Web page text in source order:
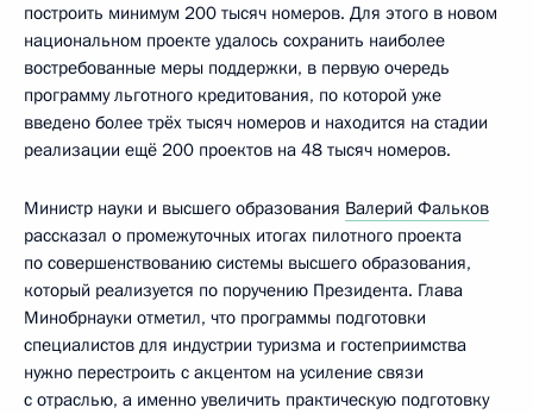
построить минимум 200 тысяч номеров. Для этого в новом
национальном проекте удалось сохранить наиболее
востребованные меры поддержки, в первую очередь
программу льготного кредитования, по которой уже
введено более трёх тысяч номеров и находится на стадии
реализации ещё 200 проектов на 48 тысяч номеров.
Министр науки и высшего образования Валерий Фальков
рассказал о промежуточных итогах пилотного проекта
по совершенствованию системы высшего образования,
который реализуется по поручению Президента. Глава
Минобрнауки отметил, что программы подготовки
специалистов для индустрии туризма и гостеприимства
нужно перестроить с акцентом на усиление связи
с отраслью, а именно увеличить практическую подготовку